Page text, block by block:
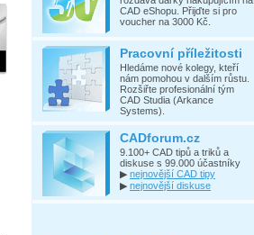
CAD eShopu. Přijďte si pro
voucher na 3000 Kč.
Pracovní příležitosti
Hledáme nové kolegy, kteří
nám pomohou v dalším růstu.
Rozšiřte profesionální tým
CAD Studia (Arkance
Systems).
CADforum.cz
9.100+ CAD tipů a triků a
diskuse s 99.000 účastníky
▶ nejnovější CAD tipy
▶ nejnovější diskuse